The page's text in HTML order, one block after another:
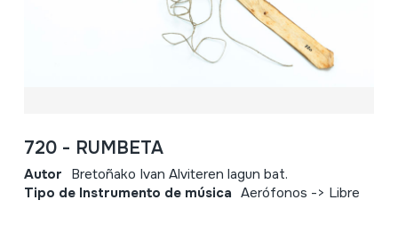
720 - RUMBETA
Autor Bretoñako Ivan Alviteren lagun bat.
Tipo de Instrumento de música Aerófonos -> Libre